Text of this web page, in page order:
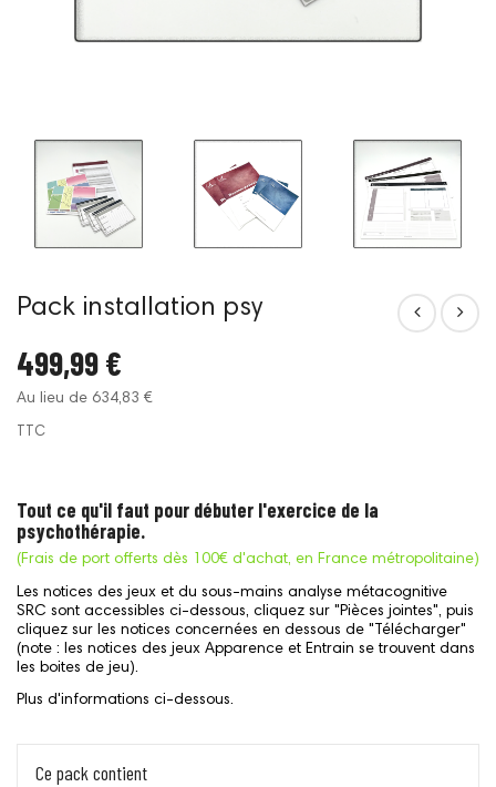
Pack installation psy
499,99 €
Au lieu de 634,83 €
TTC
Tout ce qu'il faut pour débuter l'exercice de la
psychothérapie.
(Frais de port offerts dès 100€ d'achat, en France métropolitaine)
Les notices des jeux et du sous-mains analyse métacognitive
SRC sont accessibles ci-dessous, cliquez sur "Pièces jointes", puis
cliquez sur les notices concernées en dessous de "Télécharger"
(note : les notices des jeux Apparence et Entrain se trouvent dans
les boites de jeu).
Plus d'informations ci-dessous.
Ce pack contient